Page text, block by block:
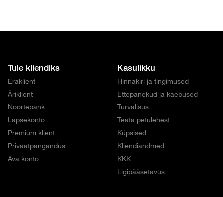
Tule kliendiks
Eraklient
Äriklient
Noortepank
Lapsekonto
Premium klient
Privaatpangandus
Ava konto
Kasulikku
Hinnakiri ja tingimused
Ettepanekud ja kaebused
Turvalisus
Teata petulehest
Küpsised
Kliendiandmed
KKK
Ligipääsetavus